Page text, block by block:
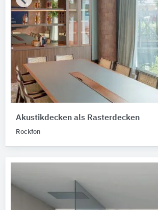
Akustikdecken als Rasterdecken
Rockfon